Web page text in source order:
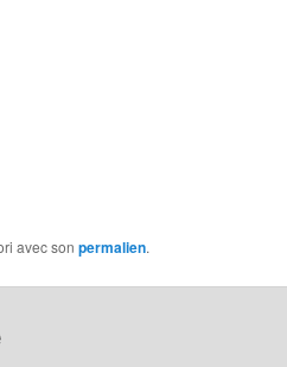
avec son permalien.